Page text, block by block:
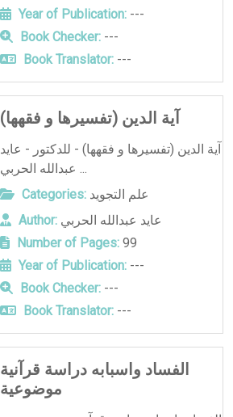
Year of Publication:---
Book Checker:---
Book Translator:---
آية الدين (تفسيرها و فقهها)
آية الدين (تفسيرها و فقهها) - للدكتور - عايد
عبدالله الحربي ...
Categories: علم التجويد
Author: عايد عبدالله الحربي
Number of Pages:99
Year of Publication:---
Book Checker:---
Book Translator:---
الفساد واسبابه دراسة قرآنية
موضوعية